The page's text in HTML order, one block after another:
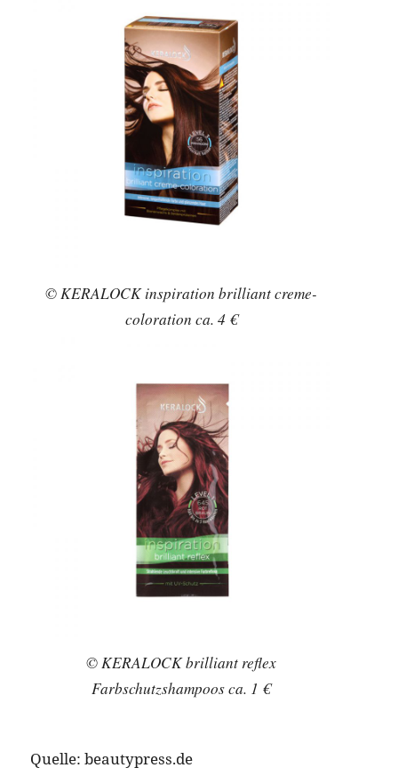
© KERALOCK inspiration brilliant creme-
coloration ca. 4 €
© KERALOCK brilliant reflex
Farbschutzshampoos ca. 1 €
Quelle: beautypress.de